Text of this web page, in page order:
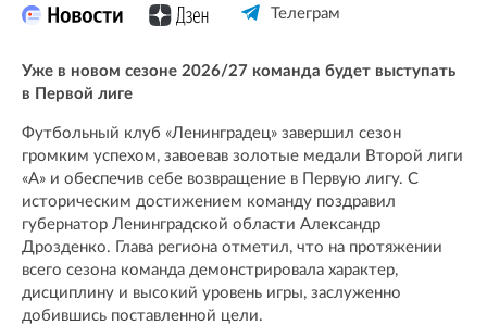
Телеграм
Уже в новом сезоне 2026/27 команда будет выступать
в Первой лиге
Футбольный клуб «Ленинградец» завершил сезон
громким успехом, завоевав золотые медали Второй лиги
«А» и обеспечив себе возвращение в Первую лигу. С
историческим достижением команду поздравил
губернатор Ленинградской области Александр
Дрозденко. Глава региона отметил, что на протяжении
всего сезона команда демонстрировала характер,
дисциплину и высокий уровень игры, заслуженно
добившись поставленной цели.